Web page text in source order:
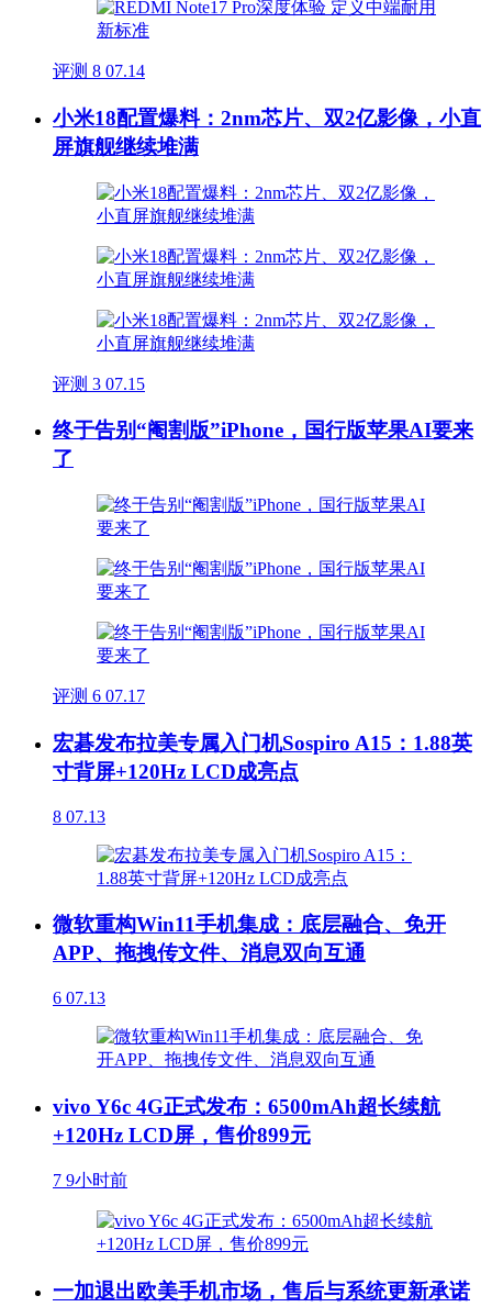
评测 8 07.14
小米18配置爆料：2nm芯片、双2亿影像，小直
屏旗舰继续堆满
评测 3 07.15
终于告别“阉割版”iPhone，国行版苹果AI要来
了
评测 6 07.17
宏碁发布拉美专属入门机Sospiro A15：1.88英
寸背屏+120Hz LCD成亮点
8 07.13
微软重构Win11手机集成：底层融合、免开
APP、拖拽传文件、消息双向互通
6 07.13
vivo Y6c 4G正式发布：6500mAh超长续航
+120Hz LCD屏，售价899元
7 9小时前
一加退出欧美手机市场，售后与系统更新承诺